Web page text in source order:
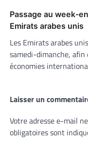
Passage au week-
Emirats arabes unis
Les Emirats arabes
samedi-dimanche, afin
économies
Laisser un
Votre adresse e-mail
obligatoires sont